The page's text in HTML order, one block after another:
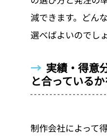
減できます。どん
選べばよいのでし
→ 実績・得意
と合っている
制作会社によって